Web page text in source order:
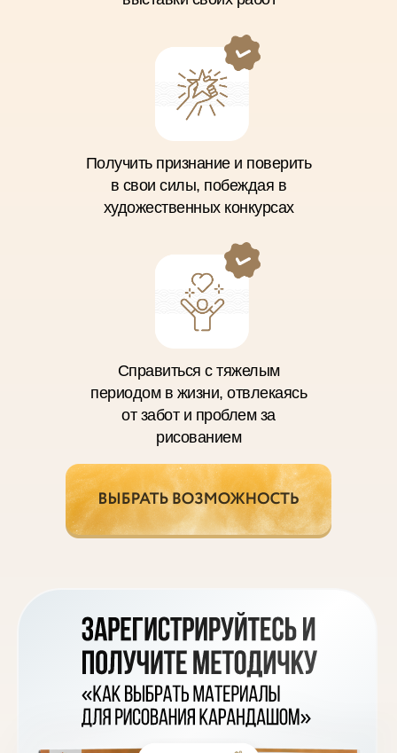
Получить признание и поверить
в свои силы, побеждая в
художественных конкурсах
Справиться с тяжелым
периодом в жизни, отвлекаясь
от забот и проблем за
рисованием